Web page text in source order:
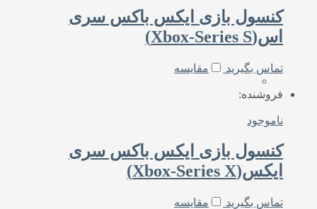
کنسول بازی ایکس باکس سری
اس(Xbox-Series S)
تماس بگیرید مقایسه
فروشنده:
ناموجود
کنسول بازی ایکس باکس سری
ایکس(Xbox-Series X)
تماس بگیرید مقایسه